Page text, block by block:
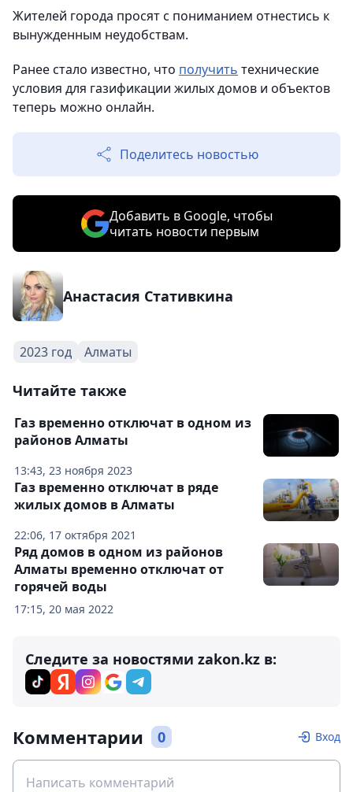
Жителей города просят с пониманием отнестись к
вынужденным неудобствам.
Ранее стало известно, что получить технические
условия для газификации жилых домов и объектов
теперь можно онлайн.
Поделитесь новостью
Добавить в Google, чтобы
читать новости первым
Анастасия Стативкина
2023 год Алматы
Читайте также
13:43, 23 ноября 2023
Газ временно отключат в одном из
районов Алматы
22:06, 17 октября 2021
Газ временно отключат в ряде
жилых домов в Алматы
17:15, 20 мая 2022
Ряд домов в одном из районов
Алматы временно отключат от
горячей воды
Следите за новостями zakon.kz в:
Комментарии 0 Вход